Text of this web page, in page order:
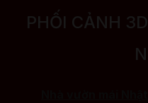
PHỐI CẢNH